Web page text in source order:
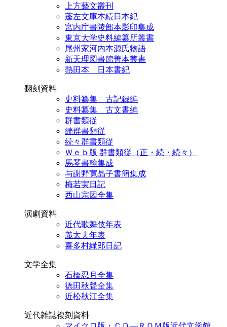
上方藝文叢刊
蓬左文庫本続日本紀
宮内庁書陵部本影印集成
東京大学史料編纂所叢書
尾州家河内本源氏物語
新天理図書館善本叢書
熱田本 日本書紀
翻刻資料
史料纂集 古記録編
史料纂集 古文書編
群書類従
続群書類従
続々群書類従
Ｗｅｂ版 群書類従（正・続・続々）
馬琴書翰集成
与謝野寛晶子書簡集成
梅若実日記
西山宗因全集
演劇資料
近代歌舞伎年表
義太夫年表
喜多村緑郎日記
文学全集
石橋忍月全集
徳田秋聲全集
近松秋江全集
近代雑誌複刻資料